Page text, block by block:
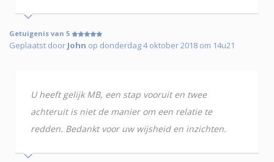
Getuigenis van 5
Geplaatst door John op donderdag 4 oktober 2018 om 14u21
U heeft gelijk MB, een stap vooruit en twee
achteruit is niet de manier om een relatie te
redden. Bedankt voor uw wijsheid en inzichten.